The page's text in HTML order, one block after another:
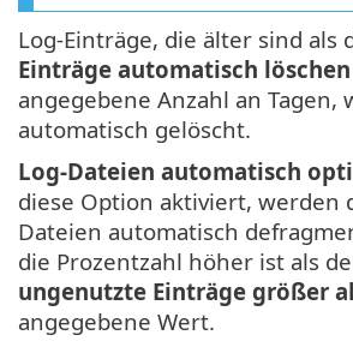
Log-Einträge, die älter sind als
Einträge automatisch löschen
angegebene Anzahl an Tagen,
automatisch gelöscht.
Log-Dateien automatisch
diese Option aktiviert, werden
Dateien automatisch
die Prozentzahl höher ist als
ungenutzte Einträge größer
angegebene Wert.